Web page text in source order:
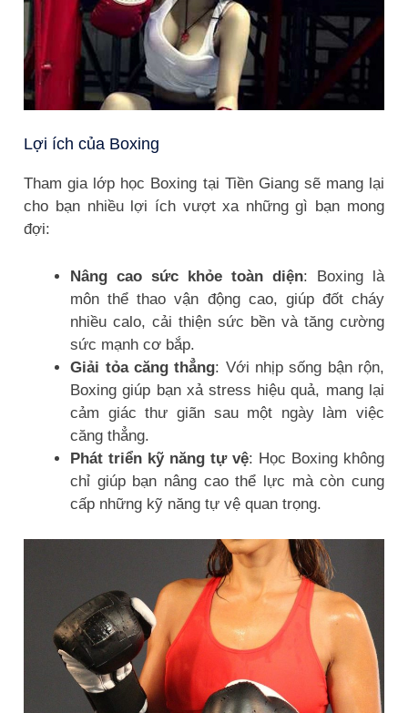
Lợi ích của Boxing
Tham gia lớp học Boxing tại Tiền Giang sẽ mang lại
cho bạn nhiều lợi ích vượt xa những gì bạn mong
đợi:
Nâng cao sức khỏe toàn diện: Boxing là
môn thể thao vận động cao, giúp đốt cháy
nhiều calo, cải thiện sức bền và tăng cường
sức mạnh cơ bắp.
Giải tỏa căng thẳng: Với nhịp sống bận rộn,
Boxing giúp bạn xả stress hiệu quả, mang lại
cảm giác thư giãn sau một ngày làm việc
căng thẳng.
Phát triển kỹ năng tự vệ: Học Boxing không
chỉ giúp bạn nâng cao thể lực mà còn cung
cấp những kỹ năng tự vệ quan trọng.